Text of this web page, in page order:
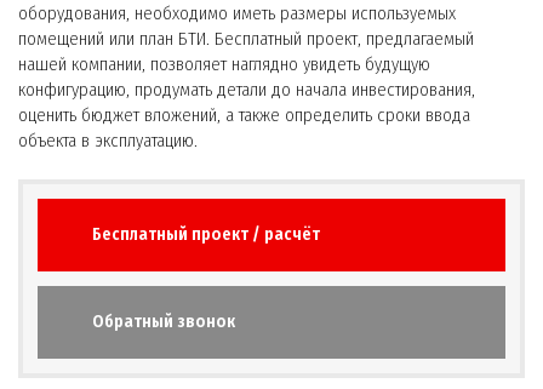
оборудования, необходимо иметь размеры используемых
помещений или план БТИ. Бесплатный проект, предлагаемый
нашей компании, позволяет наглядно увидеть будущую
конфигурацию, продумать детали до начала инвестирования,
оценить бюджет вложений, а также определить сроки ввода
объекта в эксплуатацию.
Бесплатный проект / расчёт
Обратный звонок